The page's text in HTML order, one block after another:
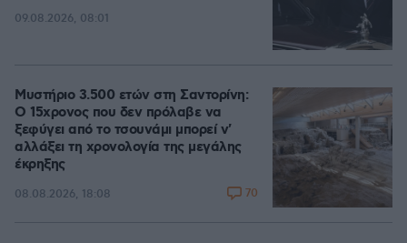
09.08.2026, 08:01
Μυστήριο 3.500 ετών στη Σαντορίνη:
Ο 15χρονος που δεν πρόλαβε να
ξεφύγει από το τσουνάμι μπορεί ν'
αλλάξει τη χρονολογία της μεγάλης
έκρηξης
08.08.2026, 18:08 70